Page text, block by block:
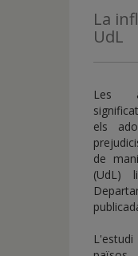
inicio
La
UdL
Les
els
de
(UdL)